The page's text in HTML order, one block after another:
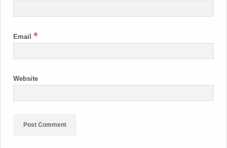
Email *
Website